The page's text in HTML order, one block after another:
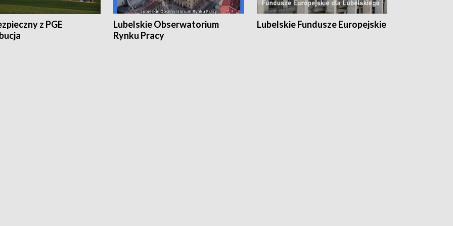
z PGE
Lubelskie Obserwatorium
Rynku Pracy
Lubelskie Fundusze Europejskie